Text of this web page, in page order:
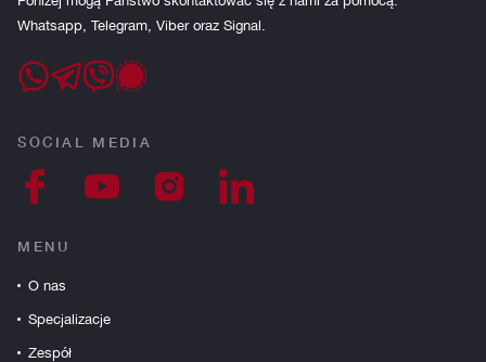
Whatsapp, Telegram, Viber oraz Signal.
SOCIAL MEDIA
MENU
O nas
Specjalizacje
Zespół